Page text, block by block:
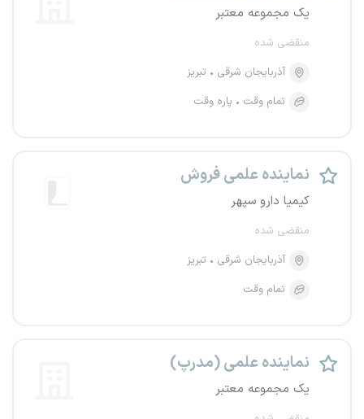
یک مجموعه معتبر
منقضی شده
آذربایجان شرقی
تبریز
تمام وقت
پاره وقت
نماینده علمی فروش
کیمیا دارو سپهر
منقضی شده
آذربایجان شرقی
تبریز
تمام وقت
نماینده علمی (مدرپ)
یک مجموعه معتبر